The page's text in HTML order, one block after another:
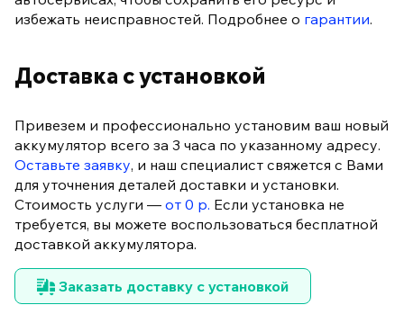
избежать неисправностей. Подробнее о гарантии.
Доставка с установкой
Привезем и профессионально установим ваш новый
аккумулятор всего за 3 часа по указанному адресу.
Оставьте заявку, и наш специалист свяжется с Вами
для уточнения деталей доставки и установки.
Стоимость услуги — от 0 р. Если установка не
требуется, вы можете воспользоваться бесплатной
доставкой аккумулятора.
Заказать доставку с установкой